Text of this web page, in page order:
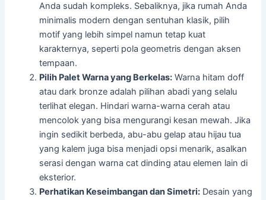
Anda sudah kompleks. Sebaliknya, jika rumah Anda
minimalis modern dengan sentuhan klasik, pilih
motif yang lebih simpel namun tetap kuat
karakternya, seperti pola geometris dengan aksen
tempaan.
Pilih Palet Warna yang Berkelas: Warna hitam doff
atau dark bronze adalah pilihan abadi yang selalu
terlihat elegan. Hindari warna-warna cerah atau
mencolok yang bisa mengurangi kesan mewah. Jika
ingin sedikit berbeda, abu-abu gelap atau hijau tua
yang kalem juga bisa menjadi opsi menarik, asalkan
serasi dengan warna cat dinding atau elemen lain di
eksterior.
Perhatikan Keseimbangan dan Simetri: Desain yang